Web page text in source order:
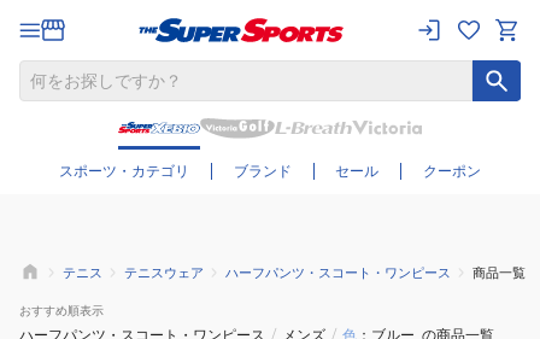
スポーツ・カテゴリ ブランド セール クーポン
さらに絞り込む
テニス テニスウェア ハーフパンツ・スコート・ワンピース 商品一覧
おすすめ順表示
ハーフパンツ・スコート・ワンピース / メンズ / 色 ブルー の商品一覧